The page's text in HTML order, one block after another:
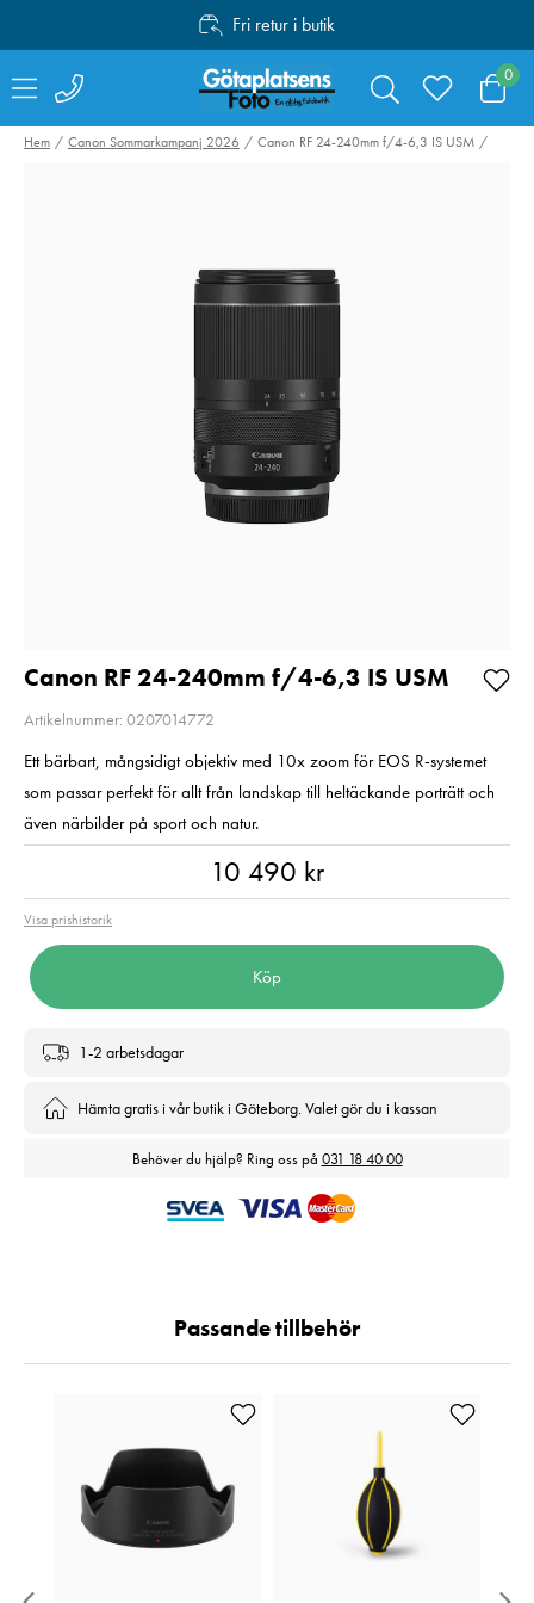
Fri retur i butik
Personlig service
Fri frakt över 1000:-
0
Canon Mount
Adapter EF-EOS R
Hem Canon Sommarkampanj 2026 Canon RF 24-240mm f/4-6,3 IS USM
Canon RF 24-240mm f/4-6,3 IS USM
Artikelnummer: 0207014772
Ett bärbart, mångsidigt objektiv med 10x zoom för EOS R-systemet
som passar perfekt för allt från landskap till heltäckande porträtt och
även närbilder på sport och natur.
10 490 kr
Visa prishistorik
Köp
1-2 arbetsdagar
Hämta gratis i vår butik i Göteborg. Valet gör du i kassan
Behöver du hjälp? Ring oss på 031 18 40 00
Passande tillbehör